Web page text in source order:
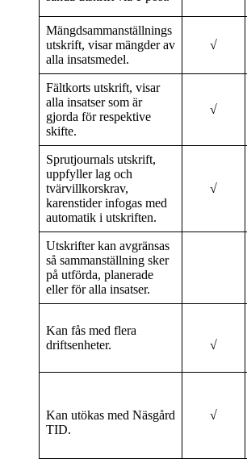
Mängdsammanställnings
utskrift, visar mängder av
alla insatsmedel.
√
Fältkorts utskrift, visar
alla insatser som är
gjorda för respektive
skifte.
√
Sprutjournals utskrift,
uppfyller lag och
tvärvillkorskrav,
karenstider infogas med
automatik i utskriften.
√
Utskrifter kan avgränsas
så sammanställning sker
på utförda, planerade
eller för alla insatser.
Kan fås med flera
driftsenheter.
√
Kan utökas med Näsgård
TID.
√